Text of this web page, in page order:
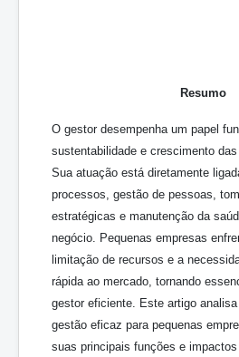
Resumo
O gestor desempenha um papel
sustentabilidade e crescimento das
Sua atuação está diretamente
processos, gestão de pessoas,
estratégicas e manutenção da
negócio. Pequenas empresas
limitação de recursos e a
rápida ao mercado, tornando
gestor eficiente. Este artigo
gestão eficaz para pequenas
suas principais funções e